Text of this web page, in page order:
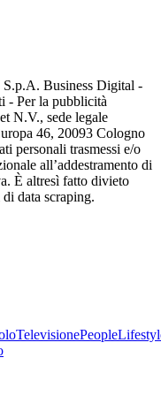
Business Digital -
- Per la pubblicità
N.V., sede legale
46, 20093 Cologno
personali trasmessi e/o
all’addestramento di
È altresì fatto divieto
data scraping.
TelevisionePeople